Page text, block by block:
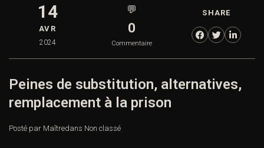
14
AVR
2024
💬
0
Commentaire
SHARE
Peines de substitution, alternatives,
remplacement à la prison
Posté par Maîtredans Non classé